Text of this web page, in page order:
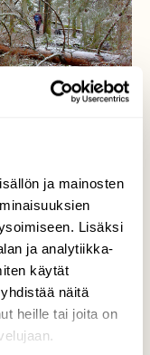
ja mainosten
Lisäksi
ja analytiikka-
käytät
näitä
heille tai joita on
Vain
päälle.
Nuuksion